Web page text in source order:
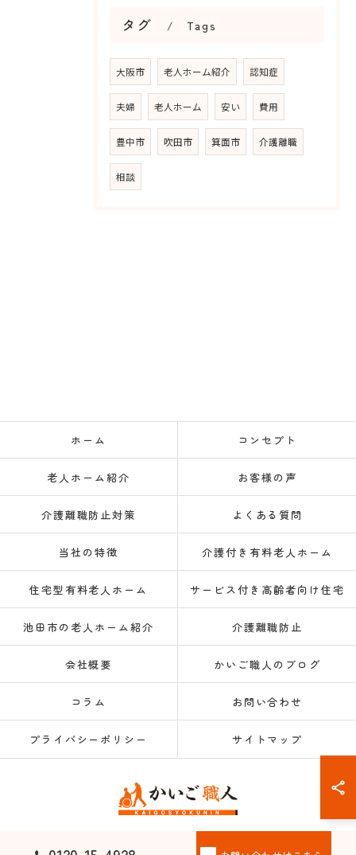
タグ Tags
大阪市 老人ホーム紹介 認知症
夫婦 老人ホーム 安い 費用
豊中市 吹田市 箕面市 介護離職
相談
ホーム コンセプト
老人ホーム紹介 お客様の声
介護離職防止対策 よくある質問
当社の特徴 介護付き有料老人ホーム
住宅型有料老人ホーム サービス付き高齢者向け住宅
池田市の老人ホーム紹介 介護離職防止
会社概要 かいご職人のブログ
コラム お問い合わせ
プライバシーポリシー サイトマップ
© 2026 大阪府大阪市の老人ホーム紹介なら株式会社かいご職人 ALL RIGHTS